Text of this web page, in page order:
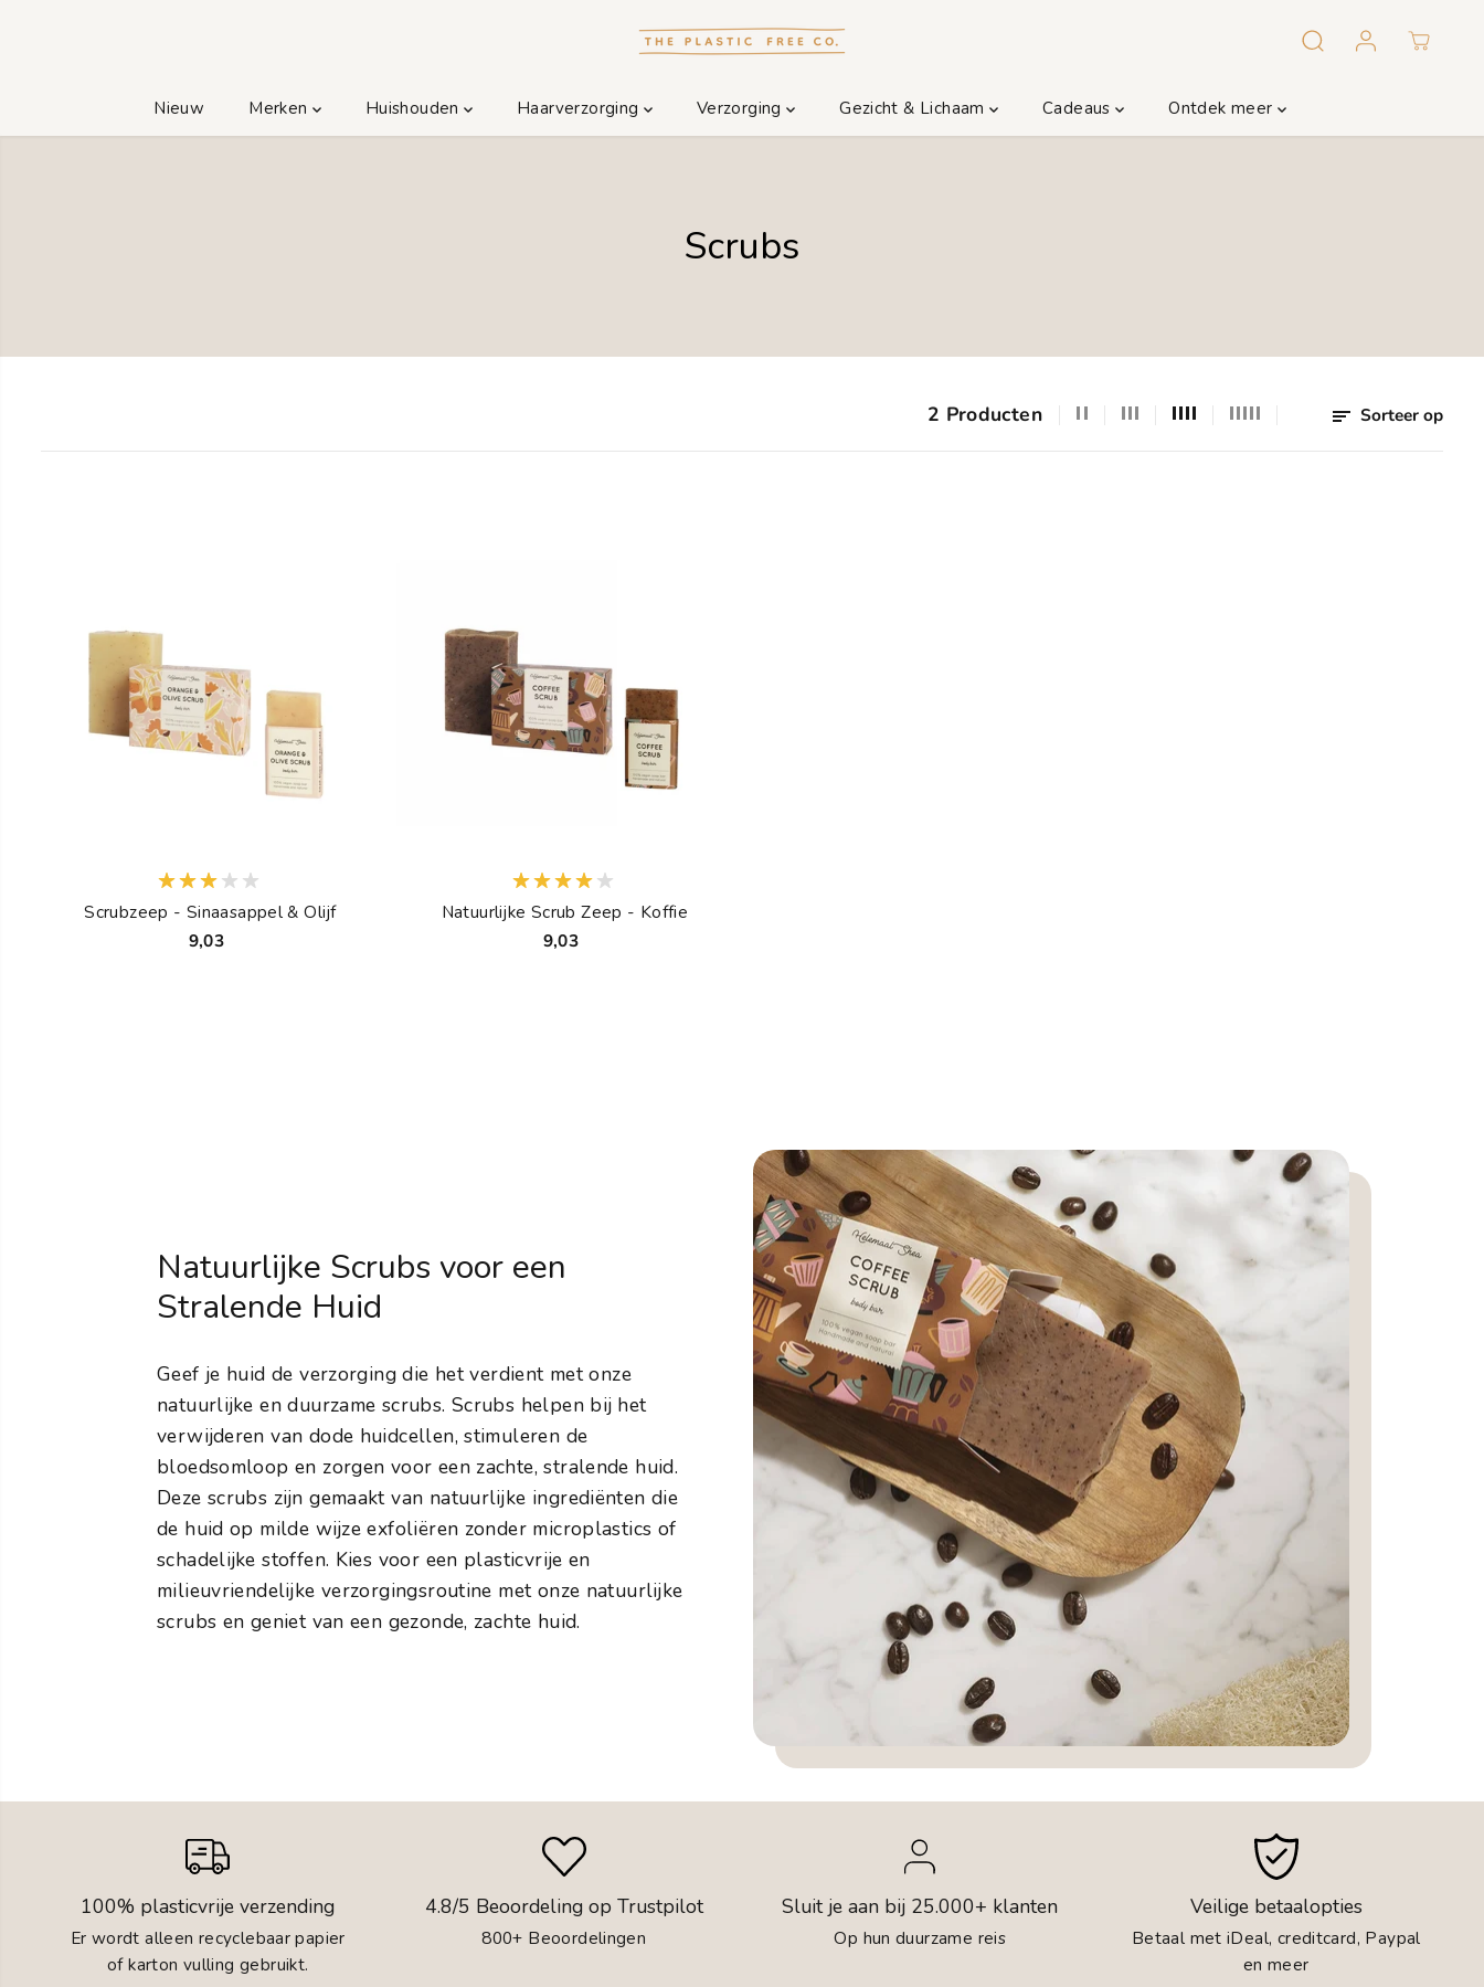
Nieuw Merken Huishouden Haarverzorging Verzorging Gezicht & Lichaam Cadeaus Ontdek meer
Scrubs
2 Producten Sorteer op
Scrubzeep - Sinaasappel & Olijf
9,03
Natuurlijke Scrub Zeep - Koffie
9,03
Natuurlijke Scrubs voor een
Stralende Huid
Geef je huid de verzorging die het verdient met onze
natuurlijke en duurzame scrubs. Scrubs helpen bij het
verwijderen van dode huidcellen, stimuleren de
bloedsomloop en zorgen voor een zachte, stralende huid.
Deze scrubs zijn gemaakt van natuurlijke ingrediënten die
de huid op milde wijze exfoliëren zonder microplastics of
schadelijke stoffen. Kies voor een plasticvrije en
milieuvriendelijke verzorgingsroutine met onze natuurlijke
scrubs en geniet van een gezonde, zachte huid.
100% plasticvrije verzending
Er wordt alleen recyclebaar papier
of karton vulling gebruikt.
4.8/5 Beoordeling op Trustpilot
800+ Beoordelingen
Sluit je aan bij 25.000+ klanten
Op hun duurzame reis
Veilige betaalopties
Betaal met iDeal, creditcard, Paypal
en meer